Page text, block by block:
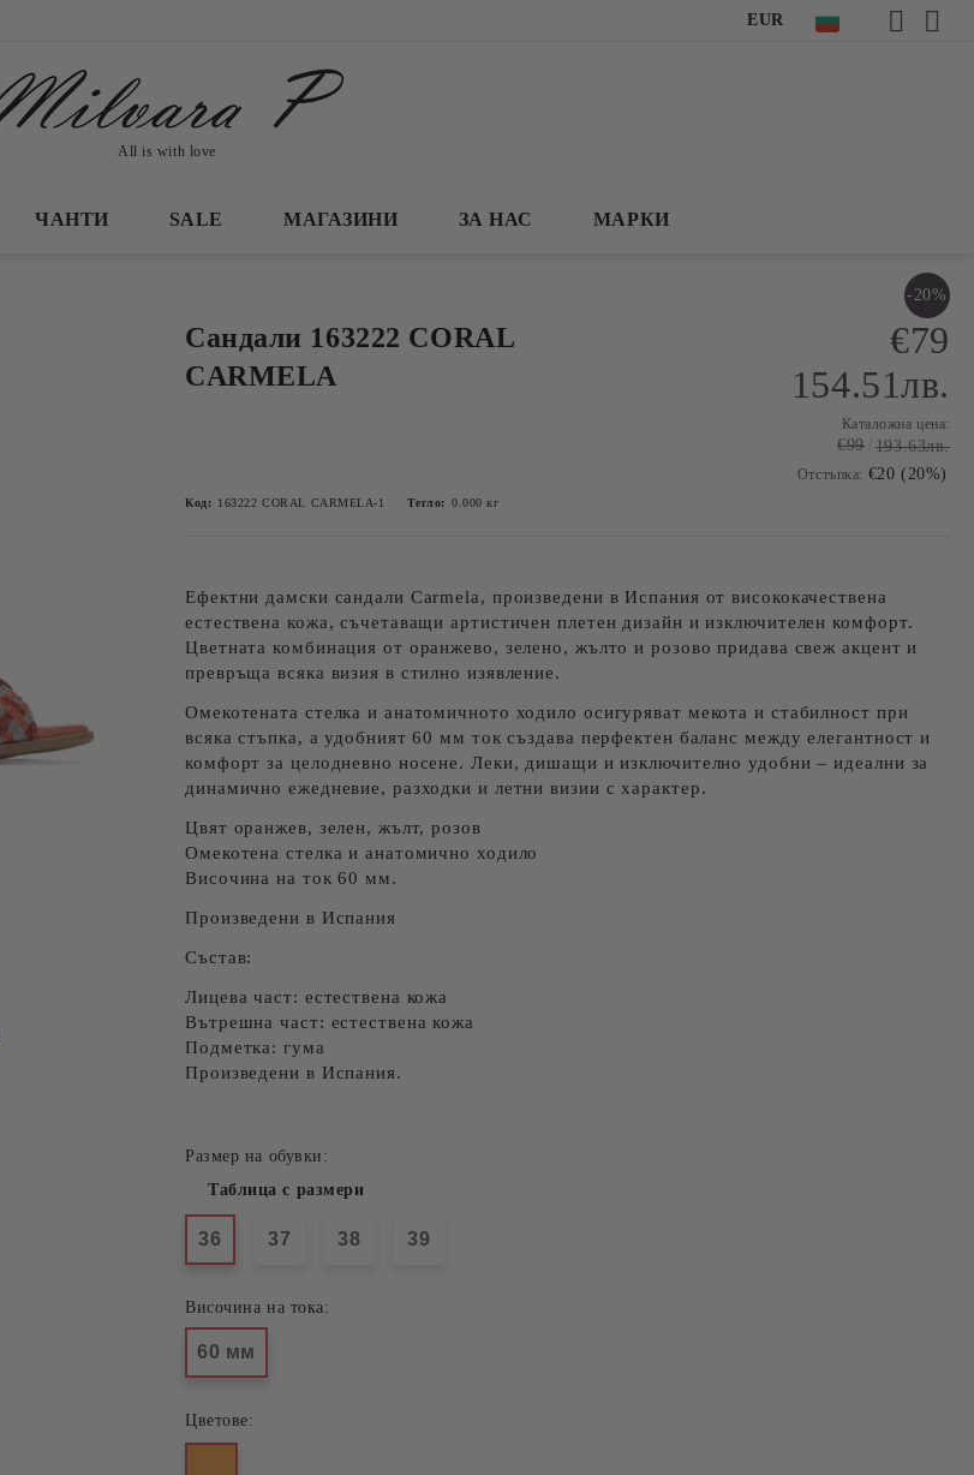
EUR
All is with love
ЧАНТИ SALE МАГАЗИНИ ЗА НАС МАРКИ
Сандали 163222 CORAL
CARMELA
-20%
€79
154.51лв.
Каталожна цена:
€99 193.63лв.
Отстъпка: €20 (20%)
Код: 163222 CORAL CARMELA-1 Тегло: 0.000 кг
Ефектни дамски сандали Carmela, произведени в Испания от висококачествена
естествена кожа, съчетаващи артистичен плетен дизайн и изключителен комфорт.
Цветната комбинация от оранжево, зелено, жълто и розово придава свеж акцент и
превръща всяка визия в стилно изявление.
Омекотената стелка и анатомичното ходило осигуряват мекота и стабилност при
всяка стъпка, а удобният 60 мм ток създава перфектен баланс между елегантност и
комфорт за целодневно носене. Леки, дишащи и изключително удобни – идеални за
динамично ежедневие, разходки и летни визии с характер.
Цвят оранжев, зелен, жълт, розов
Омекотена стелка и анатомично ходило
Височина на ток 60 мм.
Произведени в Испания
Състав:
Лицева част: естествена кожа
Вътрешна част: естествена кожа
Подметка: гума
Произведени в Испания.
Размер на обувки:
Таблица с размери
36 37 38 39
Височина на тока:
60 мм
Цветове: